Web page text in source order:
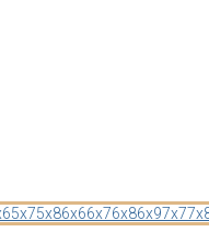
5x75x86x66x76x86x97x7